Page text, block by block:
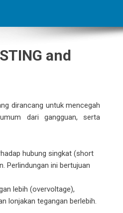
and
dirancang untuk mencegah
dari gangguan, serta
hubung singkat (short
Perlindungan ini bertujuan
lebih (overvoltage),
lonjakan tegangan berlebih.